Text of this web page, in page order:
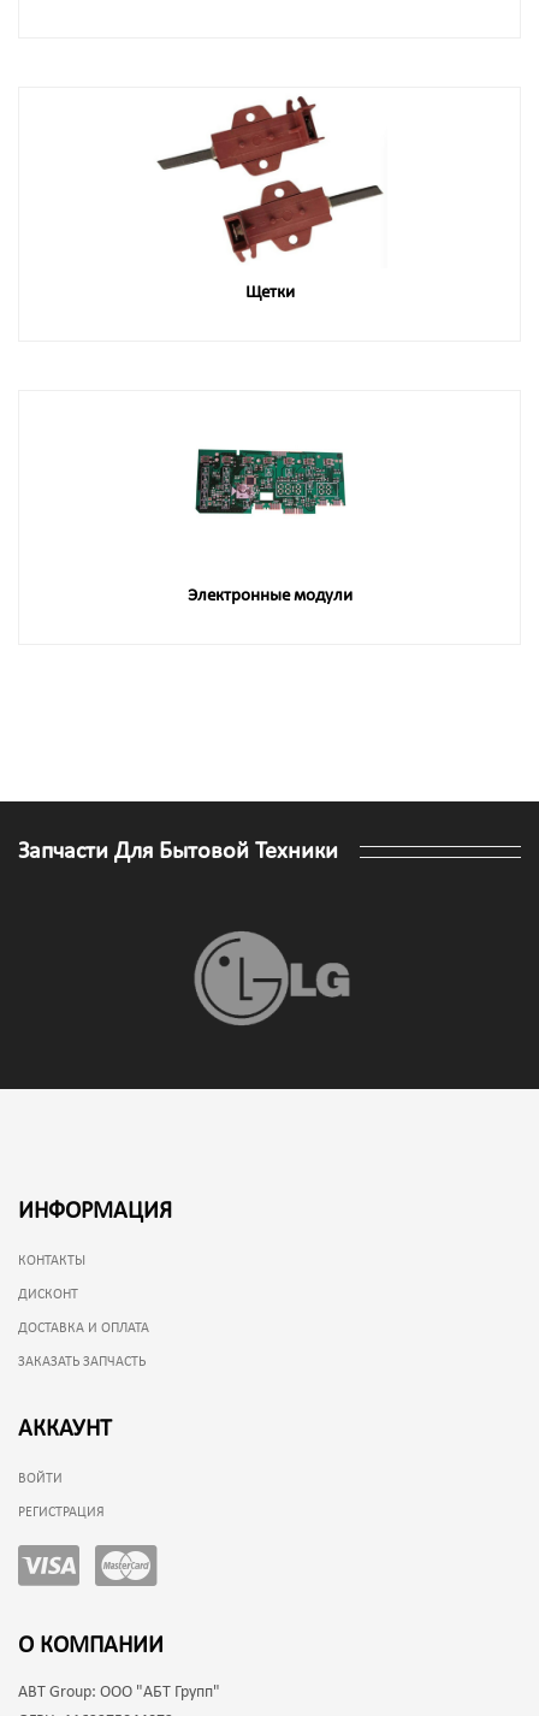
Щетки
Электронные модули
Запчасти Для Бытовой Техники
ИНФОРМАЦИЯ
КОНТАКТЫ
ДИСКОНТ
ДОСТАВКА И ОПЛАТА
ЗАКАЗАТЬ ЗАПЧАСТЬ
АККАУНТ
ВОЙТИ
РЕГИСТРАЦИЯ
О КОМПАНИИ
ABT Group: ООО "АБТ Групп"